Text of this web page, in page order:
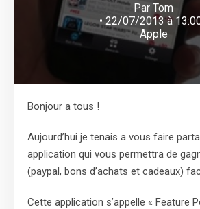
Par Tom
• 22/07/2013 à
Apple
Bonjour a tous !
Aujourd’hui je tenais a vous faire
application qui vous permettra de
(paypal, bons d’achats et cadeaux)
Cette application s’appelle « Feature